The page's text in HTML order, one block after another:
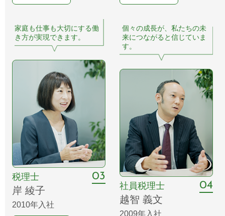
家庭も仕事も大切にする働
き方が実現できます。
税理士 03
岸 綾子
2010年入社
個々の成長が、私たちの未
来につながると信じていま
す。
社員税理士 04
越智 義文
2009年入社